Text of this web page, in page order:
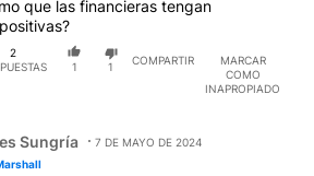
que las financieras tengan
2
1 1
COMPARTIR
MARCAR
COMO
INAPROPIADO
Sungría
7 DE MAYO DE 2024